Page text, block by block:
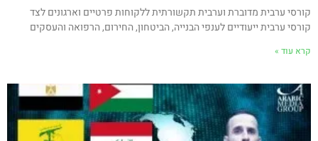
קורסי ערבית מדוברת וערבית תקשורתית ללקוחות פרטיים וארגונים לצד
קורסי ערבית ייעודיים לענפי הבנייה, הביטחון, החירום, הרפואה והעסקים
קרא עוד »